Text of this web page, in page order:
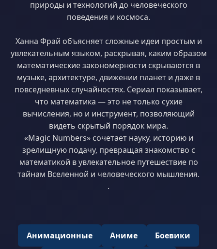
природы и технологий до человеческого
поведения и космоса.
Ханна Фрай объясняет сложные идеи простым и
увлекательным языком, раскрывая, каким образом
математические закономерности скрываются в
музыке, архитектуре, движении планет и даже в
повседневных случайностях. Сериал показывает,
что математика — это не только сухие
вычисления, но и инструмент, позволяющий
видеть скрытый порядок мира.
«Magic Numbers» сочетает науку, историю и
зрелищную подачу, превращая знакомство с
математикой в увлекательное путешествие по
тайнам Вселенной и человеческого мышления.
.
Анимационные Аниме Боевики